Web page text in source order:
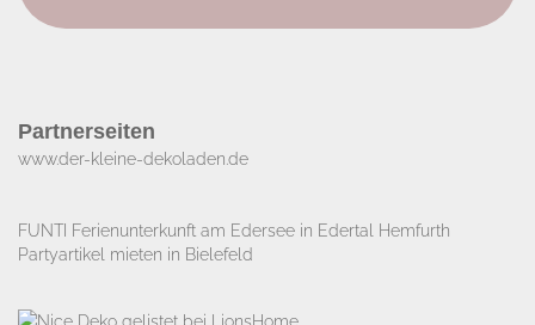
Partnerseiten
www.der-kleine-dekoladen.de​
FUNTI Ferienunterkunft am Edersee in Edertal Hemfurth
Partyartikel mieten in Bielefeld